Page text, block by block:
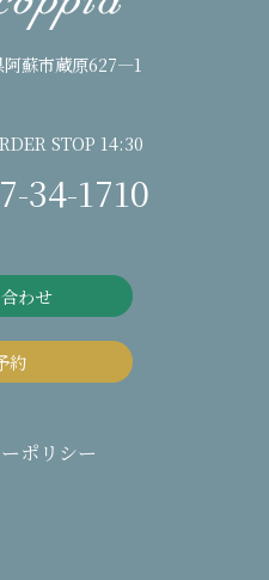
蘇市蔵原627―1
STOP 14:30
34-1710
わせ
約
ポリシー